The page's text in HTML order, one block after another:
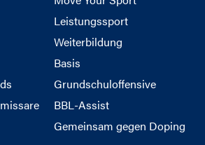
Leistungssport
Weiterbildung
Basis
Grundschuloffensive
BBL-Assist
Gemeinsam gegen Doping